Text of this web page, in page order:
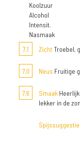
Koolzuur
Alcohol
Intensit.
Nasmaak
7,1
ZichtTroebel,
7,0 Neus Fruitige
7,6 Smaak
lekker in de
Spijssuggestie